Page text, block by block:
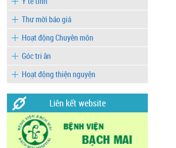
Thư mời báo giá
Hoạt động Chuyên môn
Góc tri ân
Hoạt động thiện nguyện
Liên kết website